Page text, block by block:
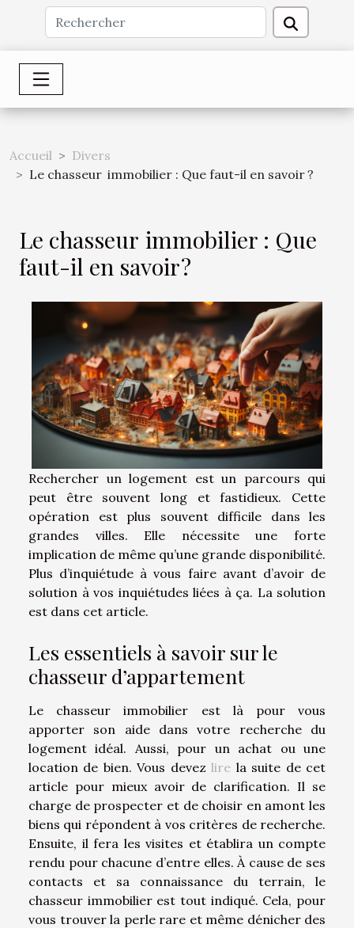
Accueil
Divers
Le chasseur immobilier : Que faut-il en savoir ?
Le chasseur immobilier : Que
faut-il en savoir ?
Rechercher un logement est un parcours qui
peut être souvent long et fastidieux. Cette
opération est plus souvent difficile dans les
grandes villes. Elle nécessite une forte
implication de même qu’une grande disponibilité.
Plus d’inquiétude à vous faire avant d’avoir de
solution à vos inquiétudes liées à ça. La solution
est dans cet article.
Les essentiels à savoir sur le
chasseur d’appartement
Le chasseur immobilier est là pour vous
apporter son aide dans votre recherche du
logement idéal. Aussi, pour un achat ou une
location de bien. Vous devezlire la suite de cet
article pour mieux avoir de clarification. Il se
charge de prospecter et de choisir en amont les
biens qui répondent à vos critères de recherche.
Ensuite, il fera les visites et établira un compte
rendu pour chacune d’entre elles. À cause de ses
contacts et sa connaissance du terrain, le
chasseur immobilier est tout indiqué. Cela, pour
vous trouver la perle rare et même dénicher des